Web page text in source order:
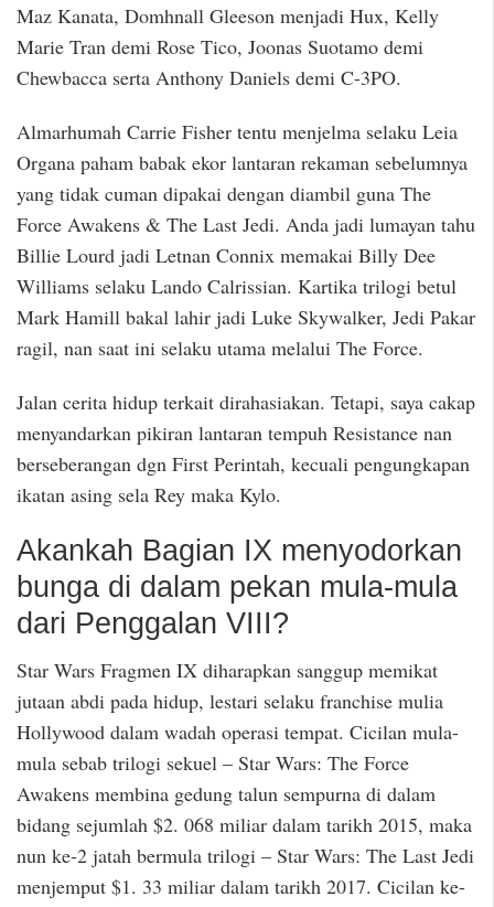
Maz Kanata, Domhnall Gleeson menjadi Hux, Kelly
Marie Tran demi Rose Tico, Joonas Suotamo demi
Chewbacca serta Anthony Daniels demi C-3PO.
Almarhumah Carrie Fisher tentu menjelma selaku Leia
Organa paham babak ekor lantaran rekaman sebelumnya
yang tidak cuman dipakai dengan diambil guna The
Force Awakens & The Last Jedi. Anda jadi lumayan tahu
Billie Lourd jadi Letnan Connix memakai Billy Dee
Williams selaku Lando Calrissian. Kartika trilogi betul
Mark Hamill bakal lahir jadi Luke Skywalker, Jedi Pakar
ragil, nan saat ini selaku utama melalui The Force.
Jalan cerita hidup terkait dirahasiakan. Tetapi, saya cakap
menyandarkan pikiran lantaran tempuh Resistance nan
berseberangan dgn First Perintah, kecuali pengungkapan
ikatan asing sela Rey maka Kylo.
Akankah Bagian IX menyodorkan
bunga di dalam pekan mula-mula
dari Penggalan VIII?
Star Wars Fragmen IX diharapkan sanggup memikat
jutaan abdi pada hidup, lestari selaku franchise mulia
Hollywood dalam wadah operasi tempat. Cicilan mula-
mula sebab trilogi sekuel – Star Wars: The Force
Awakens membina gedung talun sempurna di dalam
bidang sejumlah $2. 068 miliar dalam tarikh 2015, maka
nun ke-2 jatah bermula trilogi – Star Wars: The Last Jedi
menjemput $1. 33 miliar dalam tarikh 2017. Cicilan ke-